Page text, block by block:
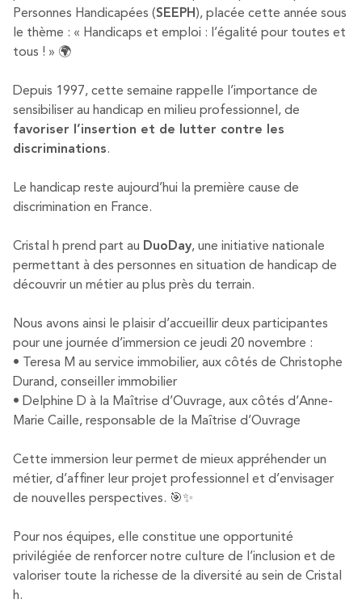
Personnes Handicapées (SEEPH ), placée cette année sous
le thème : « Handicaps et emploi : l’égalité pour toutes et
tous ! » 🌍
Depuis 1997, cette semaine rappelle l’importance de
sensibiliser au handicap en milieu professionnel, de
favoriser l’insertion et de lutter contre les
discriminations.
Le handicap reste aujourd’hui la première cause de
discrimination en France.
Cristal h prend part au DuoDay, une initiative nationale
permettant à des personnes en situation de handicap de
découvrir un métier au plus près du terrain.
Nous avons ainsi le plaisir d’accueillir deux participantes
pour une journée d’immersion ce jeudi 20 novembre :
• Teresa M au service immobilier, aux côtés de Christophe
Durand, conseiller immobilier
• Delphine D à la Maîtrise d’Ouvrage, aux côtés d’Anne-
Marie Caille, responsable de la Maîtrise d’Ouvrage
Cette immersion leur permet de mieux appréhender un
métier, d’affiner leur projet professionnel et d’envisager
de nouvelles perspectives. 🎯✨
Pour nos équipes, elle constitue une opportunité
privilégiée de renforcer notre culture de l’inclusion et de
valoriser toute la richesse de la diversité au sein de Cristal
h.